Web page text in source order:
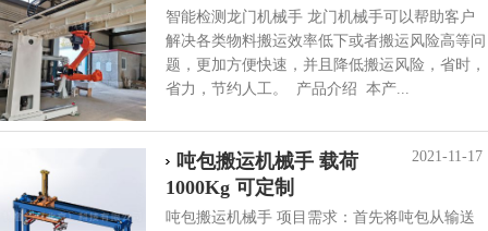
智能检测龙门机械手 龙门机械手可以帮助客户
解决各类物料搬运效率低下或者搬运风险高等问
题，更加方便快速，并且降低搬运风险，省时，
省力，节约人工。 产品介绍 本产...
2021-11-17
吨包搬运机械手 载荷
1000Kg 可定制
吨包搬运机械手 项目需求：首先将吨包从输送